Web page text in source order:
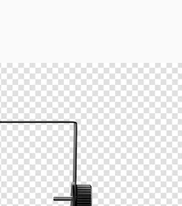
Продукция
Spaces
ИИ-помощник
Начать
Academy